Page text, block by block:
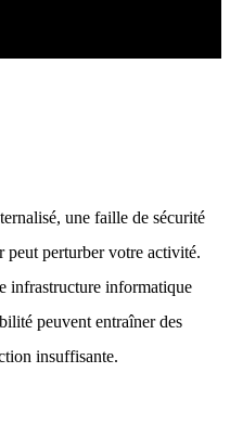
une faille de sécurité
peut perturber votre activité.
infrastructure informatique
peuvent entraîner des
insuffisante.